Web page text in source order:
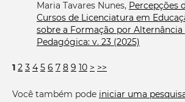
Maria Tavares Nunes, Percepções
Cursos de Licenciatura em
sobre a Formação por Alternância
Pedagógica: v. 23 (2025)
1 2 3 4 5 6 7 8 9 10 > >>
Você também pode iniciar uma